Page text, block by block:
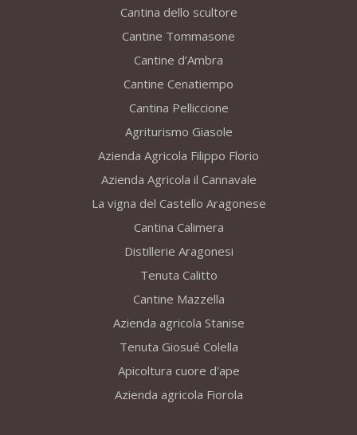
Cantina dello scultore
Cantine Tommasone
Cantine d’Ambra
Cantine Cenatiempo
Cantina Pelliccione
Agriturismo Giasole
Azienda Agricola Filippo Florio
Azienda Agricola il Cannavale
La vigna del Castello Aragonese
Cantina Calimera
Distillerie Aragonesi
Tenuta Calitto
Cantine Mazzella
Azienda agricola Stanise
Tenuta Giosué Colella
Apicoltura cuore d'ape
Azienda agricola Fiorola